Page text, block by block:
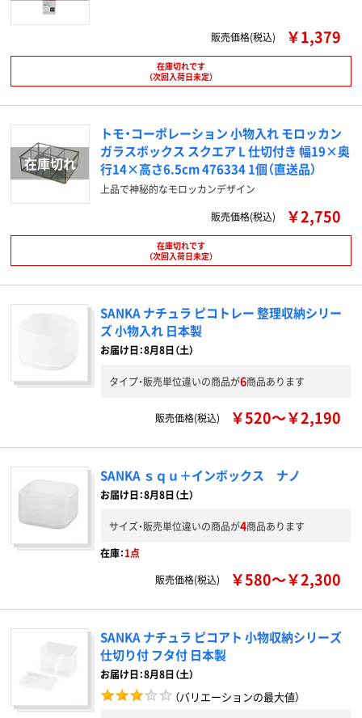
販売価格(税込) ￥1,379
在庫切れです
（次回入荷日未定）
トモ・コーポレーション 小物入れ モロッカン
ガラスボックス スクエア L 仕切付き 幅19×奥
行14×高さ6.5cm 476334 1個（直送品）
上品で神秘的なモロッカンデザイン
販売価格(税込)
￥2,750
在庫切れです
（次回入荷日未定）
SANKA ナチュラ ピコトレー 整理収納シリー
ズ 小物入れ 日本製
お届け日：8月8日（土）
タイプ・販売単位違いの商品が6商品あります
販売価格(税込) ￥520～￥2,190
SANKA ｓｑｕ＋インボックス ナノ
お届け日：8月8日（土）
サイズ・販売単位違いの商品が4商品あります
在庫：1点
販売価格(税込)
￥580～￥2,300
SANKA ナチュラ ピコアト 小物収納シリーズ
仕切り付 フタ付 日本製
お届け日：8月8日（土）
（バリエーションの最大値）